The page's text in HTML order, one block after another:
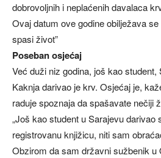
dobrovoljnih i neplaćenih davalaca
Ovaj datum ove godine obilježava
spasi život”
Poseban osjećaj
Već duži niz godina, još kao student,
Kaknja darivao je krv. Osjećaj je,
raduje spoznaja da spašavate nečiji
„Još kao student u Sarajevu
registrovanu knjižicu, niti sam
Obzirom da sam državni sužbenik u